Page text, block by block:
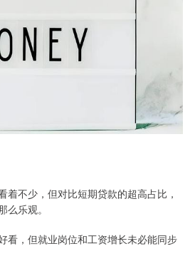
着不少，但对比短期贷款的超高占比，
乐观。
看，但就业岗位和工资增长未必能同步